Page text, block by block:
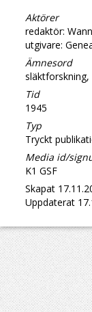
Aktörer
redaktör:
utgivare:
Ämnesord
Tid
1945
Typ
Tryckt
Media id/
K1 GSF
Skapat
Uppdaterat